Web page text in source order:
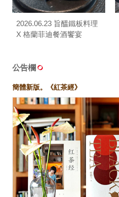
2026.06.23 旨醞鐵板料理
X 格蘭菲迪餐酒饗宴
公告欄
簡體新版。《紅茶經》